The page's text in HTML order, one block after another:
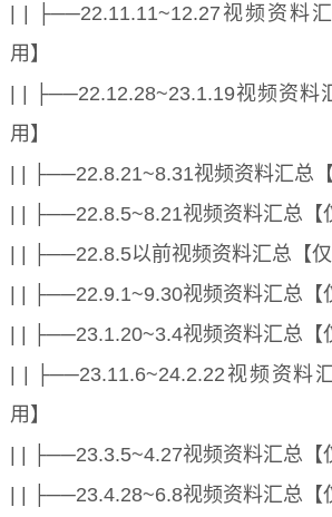
| | ├──22.11.11~12.27视频资料
用】
| | ├──22.12.28~23.1.19视频资料
用】
| | ├──22.8.21~8.31视频资料汇总【
| | ├──22.8.5~8.21视频资料汇总【
| | ├──22.8.5以前视频资料汇总【仅
| | ├──22.9.1~9.30视频资料汇总【
| | ├──23.1.20~3.4视频资料汇总【
| | ├──23.11.6~24.2.22视频资料
用】
| | ├──23.3.5~4.27视频资料汇总【
| | ├──23.4.28~6.8视频资料汇总【